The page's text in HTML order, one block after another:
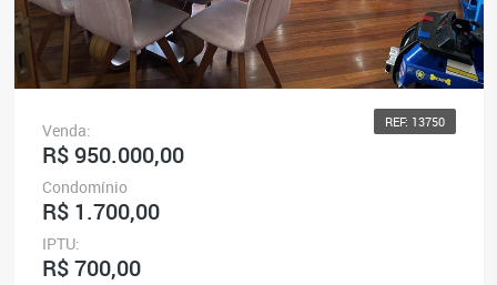
REF: 13750
Venda:
R$ 950.000,00
Condomínio
R$ 1.700,00
IPTU:
R$ 700,00